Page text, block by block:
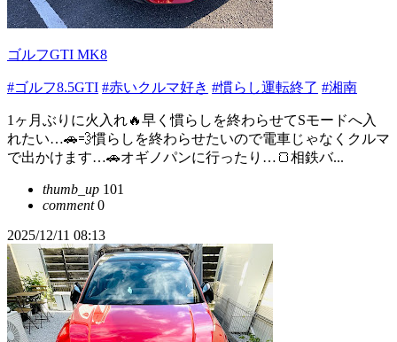
ゴルフGTI MK8
#ゴルフ8.5GTI #赤いクルマ好き #慣らし運転終了 #湘南
1ヶ月ぶりに火入れ🔥早く慣らしを終わらせてSモードへ入
れたい…🚗💨慣らしを終わらせたいので電車じゃなくクルマ
で出かけます…🚗オギノパンに行ったり…🍞相鉄バ...
thumb_up 101
comment0
2025/12/11 08:13